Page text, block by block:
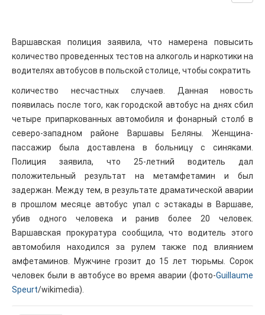
Варшавская полиция заявила, что намерена повысить
количество проведенных тестов на алкоголь и наркотики на
водителях автобусов в польской столице, чтобы сократить
количество несчастных случаев. Данная новость
появилась после того, как городской автобус на днях сбил
четыре припаркованных автомобиля и фонарный столб в
северо-западном районе Варшавы Беляны. Женщина-
пассажир была доставлена в больницу с синяками.
Полиция заявила, что 25-летний водитель дал
положительный результат на метамфетамин и был
задержан. Между тем, в результате драматической аварии
в прошлом месяце автобус упал с эстакады в Варшаве,
убив одного человека и ранив более 20 человек.
Варшавская прокуратура сообщила, что водитель этого
автомобиля находился за рулем также под влиянием
амфетаминов. Мужчине грозит до 15 лет тюрьмы. Сорок
человек были в автобусе во время аварии (фото-Guillaume
Speurt/wikimedia).